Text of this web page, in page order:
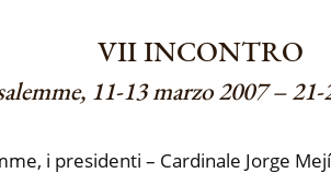
VII INCONTRO
11-13 marzo 2007 –
i presidenti – Cardinale Jorge